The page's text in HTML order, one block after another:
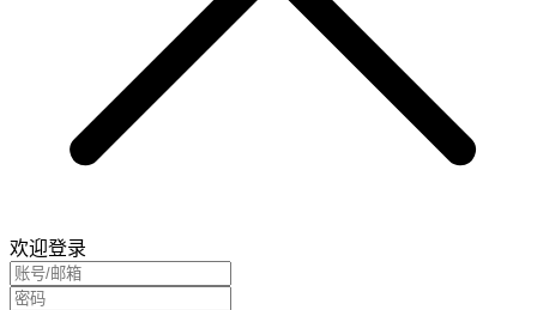
欢迎登录